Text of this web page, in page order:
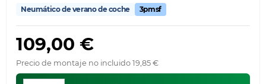
Neumático de verano de coche 3pmsf
109,00 €
Precio de montaje no incluido 19,85 €